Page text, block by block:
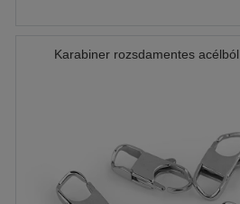
Karabiner rozsdamentes